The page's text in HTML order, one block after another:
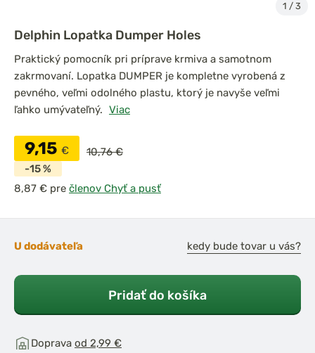
1 / 3
Delphin Lopatka Dumper Holes
Praktický pomocník pri príprave krmiva a samotnom
zakrmovaní. Lopatka DUMPER je kompletne vyrobená z
pevného, veľmi odolného plastu, ktorý je navyše veľmi
ľahko umývateľný. Viac
9,15 €
10,76 €
-15 %
pre členov Chyť a pusť
U dodávateľa kedy bude tovar u vás?
Pridať do košíka
Doprava od 2,99 €